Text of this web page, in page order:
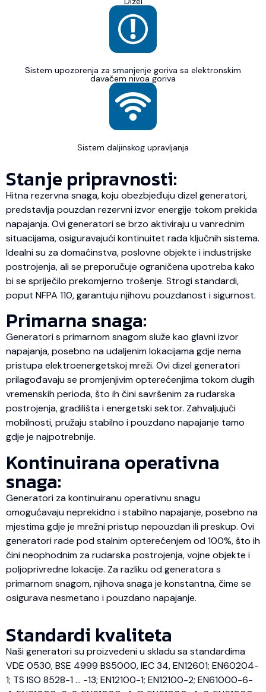
Sistem upozorenja za smanjenje goriva sa elektronskim
davačem nivoa goriva
Sistem daljinskog upravljanja
Stanje pripravnosti:
Hitna rezervna snaga, koju obezbjeđuju dizel generatori,
predstavlja pouzdan rezervni izvor energije tokom prekida
napajanja. Ovi generatori se brzo aktiviraju u vanrednim
situacijama, osiguravajući kontinuitet rada ključnih sistema.
Idealni su za domaćinstva, poslovne objekte i industrijske
postrojenja, ali se preporučuje ograničena upotreba kako
bi se spriječilo prekomjerno trošenje. Strogi standardi,
poput NFPA 110, garantuju njihovu pouzdanost i sigurnost.
Primarna snaga:
Generatori s primarnom snagom služe kao glavni izvor
napajanja, posebno na udaljenim lokacijama gdje nema
pristupa elektroenergetskoj mreži. Ovi dizel generatori
prilagođavaju se promjenjivim opterećenjima tokom dugih
vremenskih perioda, što ih čini savršenim za rudarska
postrojenja, gradilišta i energetski sektor. Zahvaljujući
mobilnosti, pružaju stabilno i pouzdano napajanje tamo
gdje je najpotrebnije.
Kontinuirana operativna
snaga:
Generatori za kontinuiranu operativnu snagu
omogućavaju neprekidno i stabilno napajanje, posebno na
mjestima gdje je mrežni pristup nepouzdan ili preskup. Ovi
generatori rade pod stalnim opterećenjem od 100%, što ih
čini neophodnim za rudarska postrojenja, vojne objekte i
poljoprivredne lokacije. Za razliku od generatora s
primarnom snagom, njihova snaga je konstantna, čime se
osigurava nesmetano i pouzdano napajanje.
Standardi kvaliteta
Naši generatori su proizvedeni u skladu sa standardima
VDE 0530, BSE 4999 BS5000, IEC 34, EN12601; EN60204-
1; TS ISO 8528-1 … -13; EN12100-1; EN12100-2; EN61000-6-